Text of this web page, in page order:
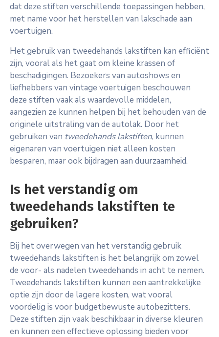
dat deze stiften verschillende toepassingen hebben,
met name voor het herstellen van lakschade aan
voertuigen.
Het gebruik van tweedehands lakstiften kan efficiënt
zijn, vooral als het gaat om kleine krassen of
beschadigingen. Bezoekers van autoshows en
liefhebbers van vintage voertuigen beschouwen
deze stiften vaak als waardevolle middelen,
aangezien ze kunnen helpen bij het behouden van de
originele uitstraling van de autolak. Door het
gebruiken van tweedehands lakstiften, kunnen
eigenaren van voertuigen niet alleen kosten
besparen, maar ook bijdragen aan duurzaamheid.
Is het verstandig om
tweedehands lakstiften te
gebruiken?
Bij het overwegen van het verstandig gebruik
tweedehands lakstiften is het belangrijk om zowel
de voor- als nadelen tweedehands in acht te nemen.
Tweedehands lakstiften kunnen een aantrekkelijke
optie zijn door de lagere kosten, wat vooral
voordelig is voor budgetbewuste autobezitters.
Deze stiften zijn vaak beschikbaar in diverse kleuren
en kunnen een effectieve oplossing bieden voor